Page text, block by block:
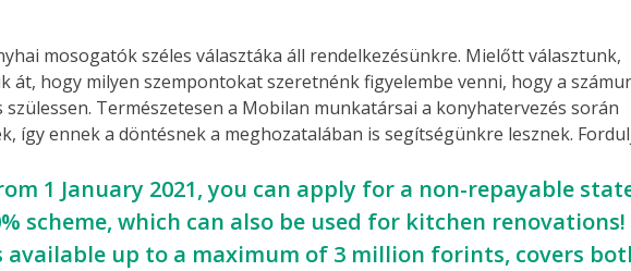
mosogatók széles választáka áll rendelkezésünkre. Mielőtt választunk,
át, hogy milyen szempontokat szeretnénk figyelembe venni, hogy a
Természetesen a Mobilan munkatársai a konyhatervezés során
így ennek a döntésnek a meghozatalában is segítségünkre lesznek.
1 January 2021, you can apply for a non-repayable
scheme, which can also be used for kitchen renovations!
available up to a maximum of 3 million forints, covers